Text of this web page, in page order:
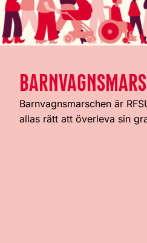
Barnvagnsmarschen är
allas rätt att överleva sin